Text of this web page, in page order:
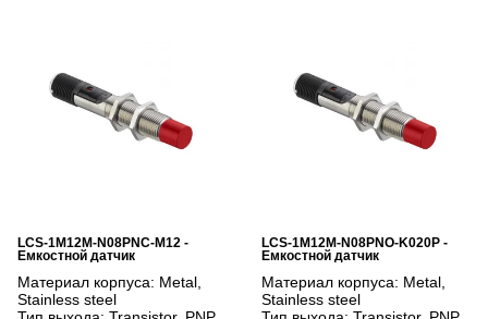
LCS-1M12M-N08PNC-M12 -
Емкостной датчик
Материал корпуса: Metal,
Stainless steel
LCS-1M12M-N08PNO-K020P -
Емкостной датчик
Материал корпуса: Metal,
Stainless steel